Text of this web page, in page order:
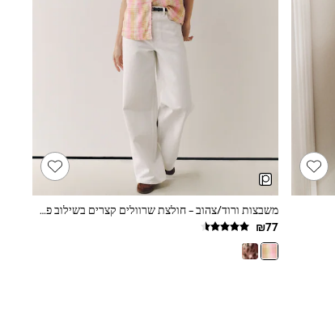
משבצות ורוד/צהוב - חולצת שרוולים קצרים בשילוב פשתן ועם צווארון וי